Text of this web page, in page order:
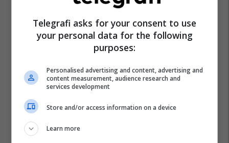
Telegrafi asks for your consent to use
your personal data for the following
purposes:
Personalised advertising and content, advertising and
content measurement, audience research and
services development
Store and/or access information on a device
Learn more